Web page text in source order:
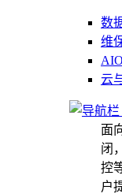
数
维
云
面
闭
控
户